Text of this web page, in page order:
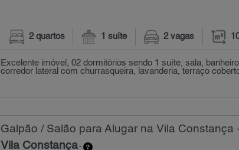
2 quartos 1 suíte 2 vagas
Excelente imóvel, 02 dormitórios sendo 1 suíte, sala,
corredor lateral com churrasqueira, lavanderia, terraço
Galpão / Salão para Alugar na Vila Constança
Vila Constança-